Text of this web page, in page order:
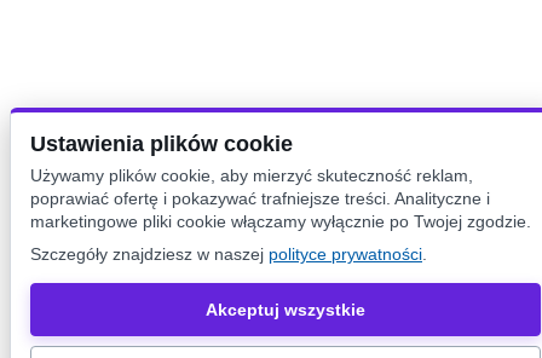
Ustawienia plików cookie
Używamy plików cookie, aby mierzyć skuteczność reklam,
poprawiać ofertę i pokazywać trafniejsze treści. Analityczne i
marketingowe pliki cookie włączamy wyłącznie po Twojej zgodzie.
Szczegóły znajdziesz w naszej polityce prywatności
Akceptuj wszystkie